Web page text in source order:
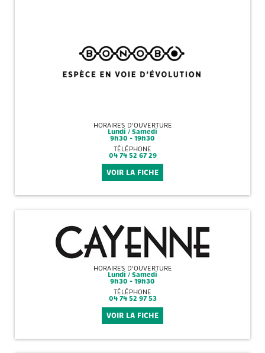
HORAIRES D'OUVERTURE
Lundi / Samedi
9h30 - 19h30
TÉLÉPHONE
04 74 52 67 29
VOIR LA FICHE
HORAIRES D'OUVERTURE
Lundi / Samedi
9h30 - 19h30
TÉLÉPHONE
04 74 52 97 53
VOIR LA FICHE